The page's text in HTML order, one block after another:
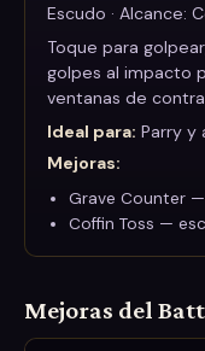
Escudo · Alcance:
Toque para
golpes al impacto
ventanas de
Ideal para: Parry y
Mejoras:
Grave Counter
Coffin Toss —
Mejoras del